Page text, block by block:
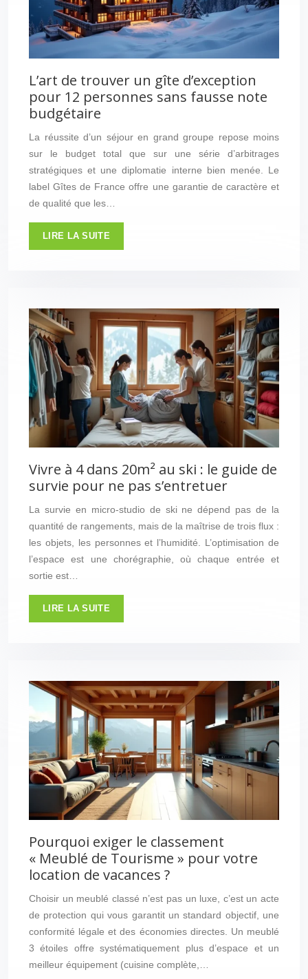
L’art de trouver un gîte d’exception
pour 12 personnes sans fausse note
budgétaire
La réussite d’un séjour en grand groupe repose moins
sur le budget total que sur une série d’arbitrages
stratégiques et une diplomatie interne bien menée. Le
label Gîtes de France offre une garantie de caractère et
de qualité que les…
LIRE LA SUITE
Vivre à 4 dans 20m² au ski : le guide de
survie pour ne pas s’entretuer
La survie en micro-studio de ski ne dépend pas de la
quantité de rangements, mais de la maîtrise de trois flux :
les objets, les personnes et l’humidité. L’optimisation de
l’espace est une chorégraphie, où chaque entrée et
sortie est…
LIRE LA SUITE
Pourquoi exiger le classement
« Meublé de Tourisme » pour votre
location de vacances ?
Choisir un meublé classé n’est pas un luxe, c’est un acte
de protection qui vous garantit un standard objectif, une
conformité légale et des économies directes. Un meublé
3 étoiles offre systématiquement plus d’espace et un
meilleur équipement (cuisine complète,…